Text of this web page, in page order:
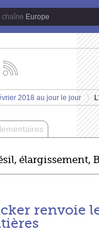
Europe
les
actualités
de
chaîne
Europe
2018 au jour le jour
>
élargissement,
renvoie